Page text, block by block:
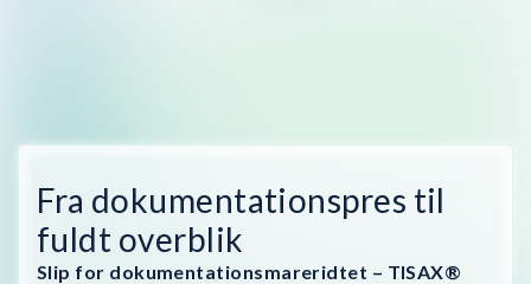
Fra dokumentationspres til
fuldt overblik
Slip for dokumentationsmareridtet – TISAX®